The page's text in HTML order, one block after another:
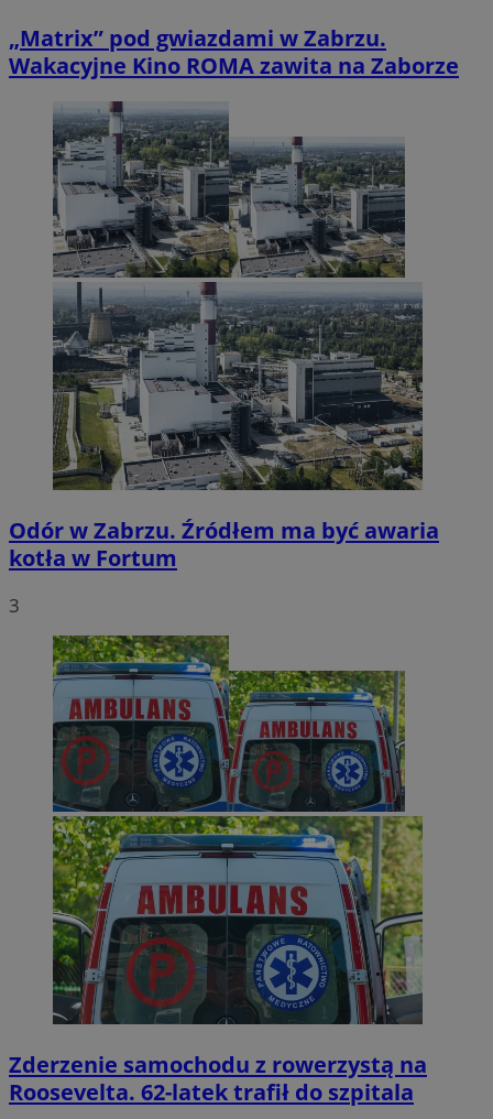
„Matrix” pod gwiazdami w Zabrzu.
Wakacyjne Kino ROMA zawita na Zaborze
Odór w Zabrzu. Źródłem ma być awaria
kotła w Fortum
3
Zderzenie samochodu z rowerzystą na
Roosevelta. 62-latek trafił do szpitala